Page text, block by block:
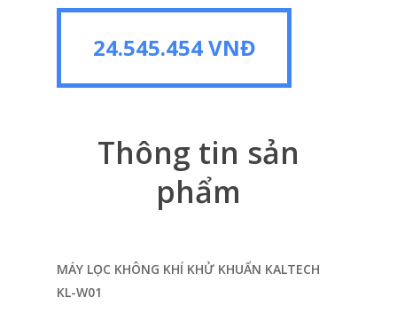
24.545.454 VNĐ
24.545.454 VNĐ
Thông tin sản
phẩm
MÁY LỌC KHÔNG KHÍ KHỬ KHUẨN KALTECH
KL-W01